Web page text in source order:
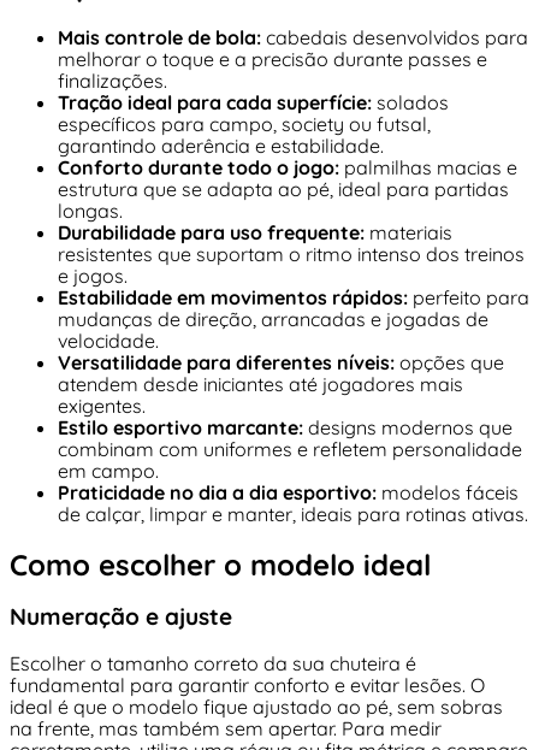
Mais controle de bola: cabedais desenvolvidos para
melhorar o toque e a precisão durante passes e
finalizações.
Tração ideal para cada superfície: solados
específicos para campo, society ou futsal,
garantindo aderência e estabilidade.
Conforto durante todo o jogo: palmilhas macias e
estrutura que se adapta ao pé, ideal para partidas
longas.
Durabilidade para uso frequente: materiais
resistentes que suportam o ritmo intenso dos treinos
e jogos.
Estabilidade em movimentos rápidos: perfeito para
mudanças de direção, arrancadas e jogadas de
velocidade.
Versatilidade para diferentes níveis: opções que
atendem desde iniciantes até jogadores mais
exigentes.
Estilo esportivo marcante: designs modernos que
combinam com uniformes e refletem personalidade
em campo.
Praticidade no dia a dia esportivo: modelos fáceis
de calçar, limpar e manter, ideais para rotinas ativas.
Como escolher o modelo ideal
Numeração e ajuste
Escolher o tamanho correto da sua chuteira é
fundamental para garantir conforto e evitar lesões. O
ideal é que o modelo fique ajustado ao pé, sem sobras
na frente, mas também sem apertar. Para medir